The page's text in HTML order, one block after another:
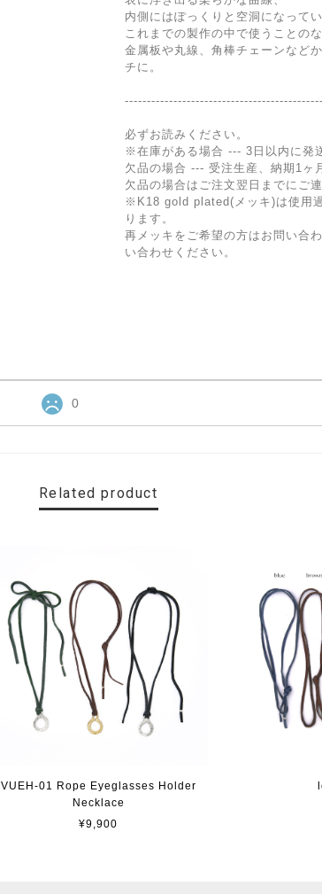
内側にはぽっくりと空洞になって
これまでの製作の中で使うことの
金属板や丸線、角棒チェーンなど
チに。
必ずお読みください。
※在庫がある場合 --- 3日以内に発
欠品の場合 --- 受注生産、納期1ヶ
欠品の場合はご注文翌日までにご
※K18 gold plated(メッキ)は使用
ります。
再メッキをご希望の方はお問い合
い合わせください。
0
Related product
VUEH-01 Rope Eyeglasses Holder
Necklace
¥9,900